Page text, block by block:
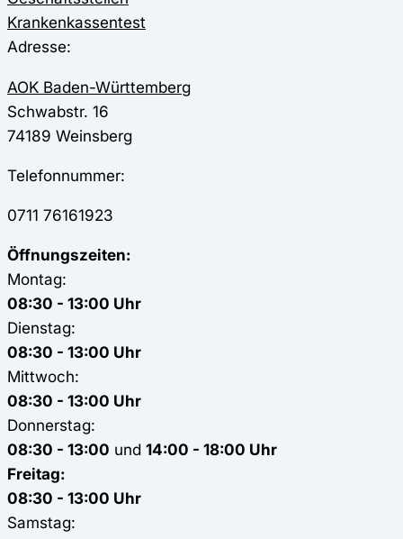
Krankenkassentest
Adresse:
AOK Baden-Württemberg
Schwabstr. 16
74189 Weinsberg
Telefonnummer:
0711 76161923
Öffnungszeiten:
Montag:
08:30 - 13:00 Uhr
Dienstag:
08:30 - 13:00 Uhr
Mittwoch:
08:30 - 13:00 Uhr
Donnerstag:
08:30 - 13:00 und 14:00 - 18:00 Uhr
Freitag:
08:30 - 13:00 Uhr
Samstag: